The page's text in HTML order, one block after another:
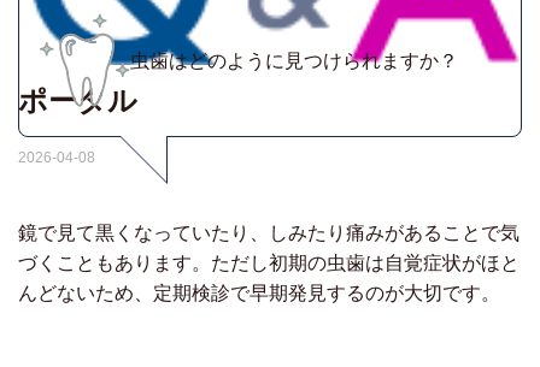
ポータル
虫歯はどのように見つけられますか？
2026-04-08
鏡で見て黒くなっていたり、しみたり痛みがあることで気
づくこともあります。ただし初期の虫歯は自覚症状がほと
んどないため、定期検診で早期発見するのが大切です。